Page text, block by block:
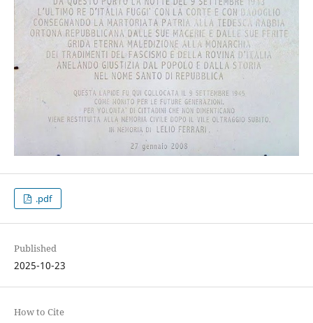
.pdf
Published
2025-10-23
How to Cite